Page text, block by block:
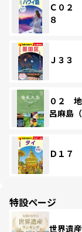
Ｃ０２
８
Ｊ３３
０２
呂麻島
Ｄ１７
特設ページ
世界遺